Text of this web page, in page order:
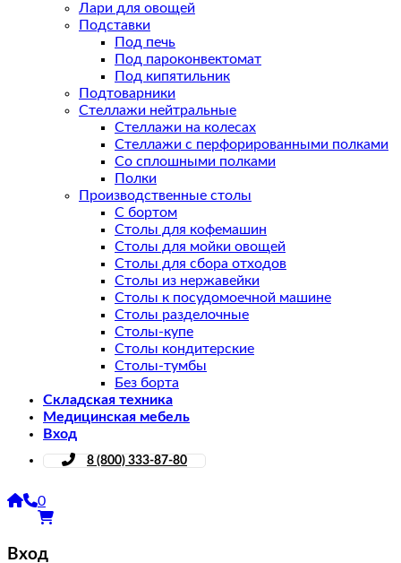
Лари для овощей
Подставки
Под печь
Под пароконвектомат
Под кипятильник
Подтоварники
Стеллажи нейтральные
Стеллажи на колесах
Стеллажи с перфорированными полками
Со сплошными полками
Полки
Производственные столы
С бортом
Столы для кофемашин
Столы для мойки овощей
Столы для сбора отходов
Столы из нержавейки
Столы к посудомоечной машине
Столы разделочные
Столы-купе
Столы кондитерские
Столы-тумбы
Без борта
Складская техника
Медицинская мебель
Вход
8 (800) 333-87-80
0
Вход